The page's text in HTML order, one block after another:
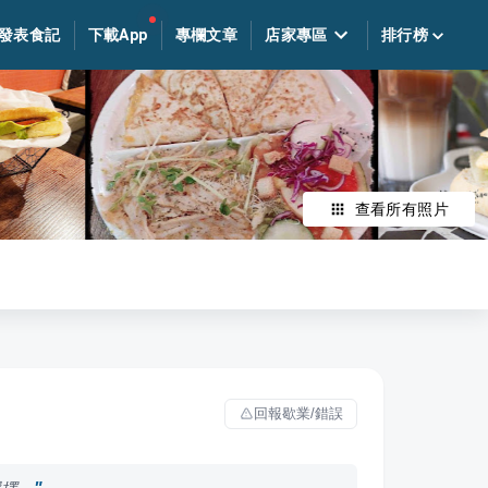
表食記 下載App 專欄文章 店家專區 排行榜
查看所有照片
回報歇業/錯誤